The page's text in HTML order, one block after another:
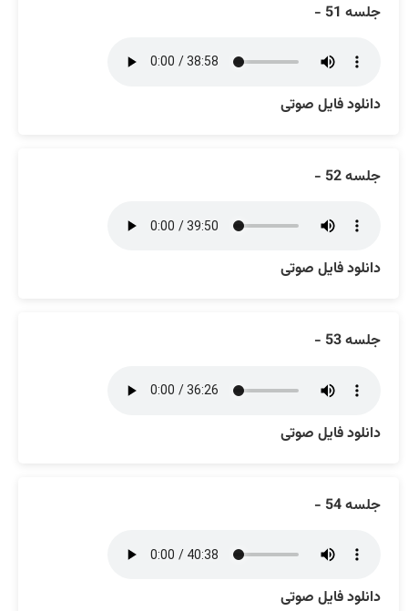
جلسه 51 -
دانلود فایل صوتی
جلسه 52 -
دانلود فایل صوتی
جلسه 53 -
دانلود فایل صوتی
جلسه 54 -
دانلود فایل صوتی